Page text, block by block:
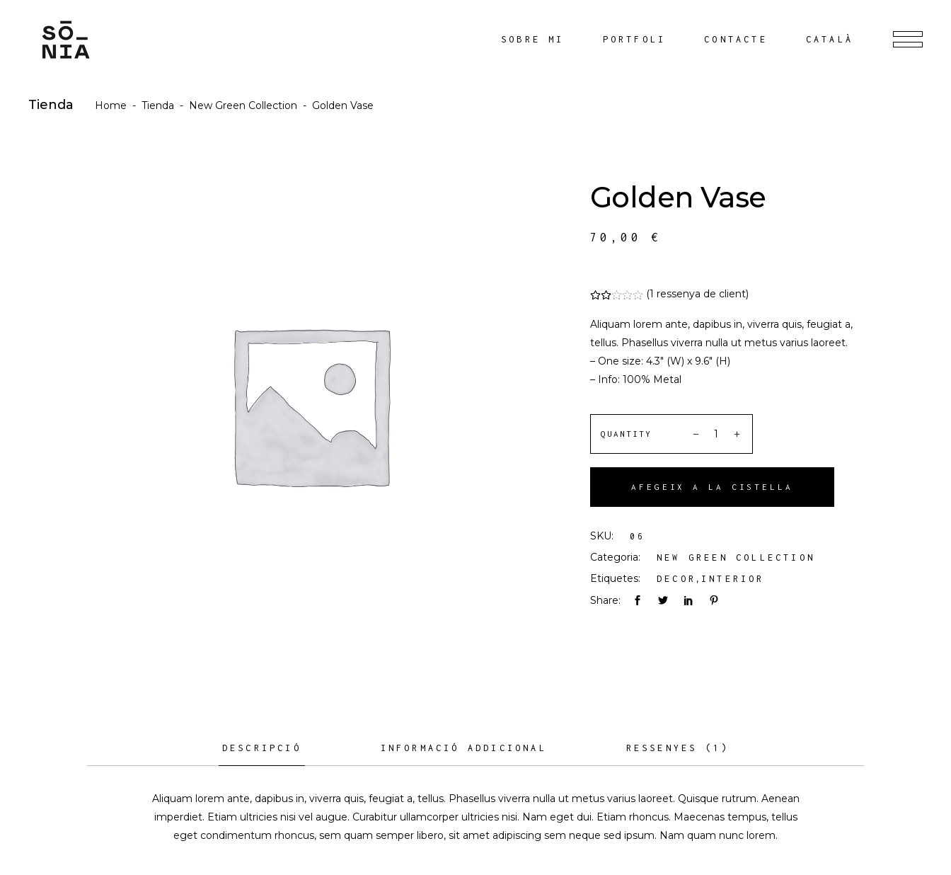
SOBRE MI PORTFOLI CONTACTE CATALÀ
Tienda Home - Tienda - New Green Collection - Golden Vase
Golden Vase
70,00€
Valorat
5 en
funció
d'
1
valoració
client
(1 ressenya de client)
Aliquam lorem ante, dapibus in, viverra quis, feugiat a,
tellus. Phasellus viverra nulla ut metus varius laoreet.
– One size: 4.3″ (W) x 9.6″ (H)
– Info: 100% Metal
QUANTITY
AFEGEIX A LA CISTELLA
SKU: 06
Categoria: NEW GREEN COLLECTION
Etiquetes: DECOR , INTERIOR
Share:
DESCRIPCIÓ INFORMACIÓ ADDICIONAL RESSENYES (1)
Aliquam lorem ante, dapibus in, viverra quis, feugiat a, tellus. Phasellus viverra nulla ut metus varius laoreet. Quisque rutrum. Aenean
imperdiet. Etiam ultricies nisi vel augue. Curabitur ullamcorper ultricies nisi. Nam eget dui. Etiam rhoncus. Maecenas tempus, tellus
eget condimentum rhoncus, sem quam semper libero, sit amet adipiscing sem neque sed ipsum. Nam quam nunc lorem.